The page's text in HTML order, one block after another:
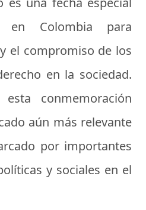
Colombia para
el compromiso de los
en la sociedad.
conmemoración
aún más relevante
por importantes
y sociales en el